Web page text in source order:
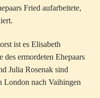
Fried aufarbeitete,
ist es Elisabeth
ermordeten Ehepaars
Julia Rosenak sind
London nach Vaihingen